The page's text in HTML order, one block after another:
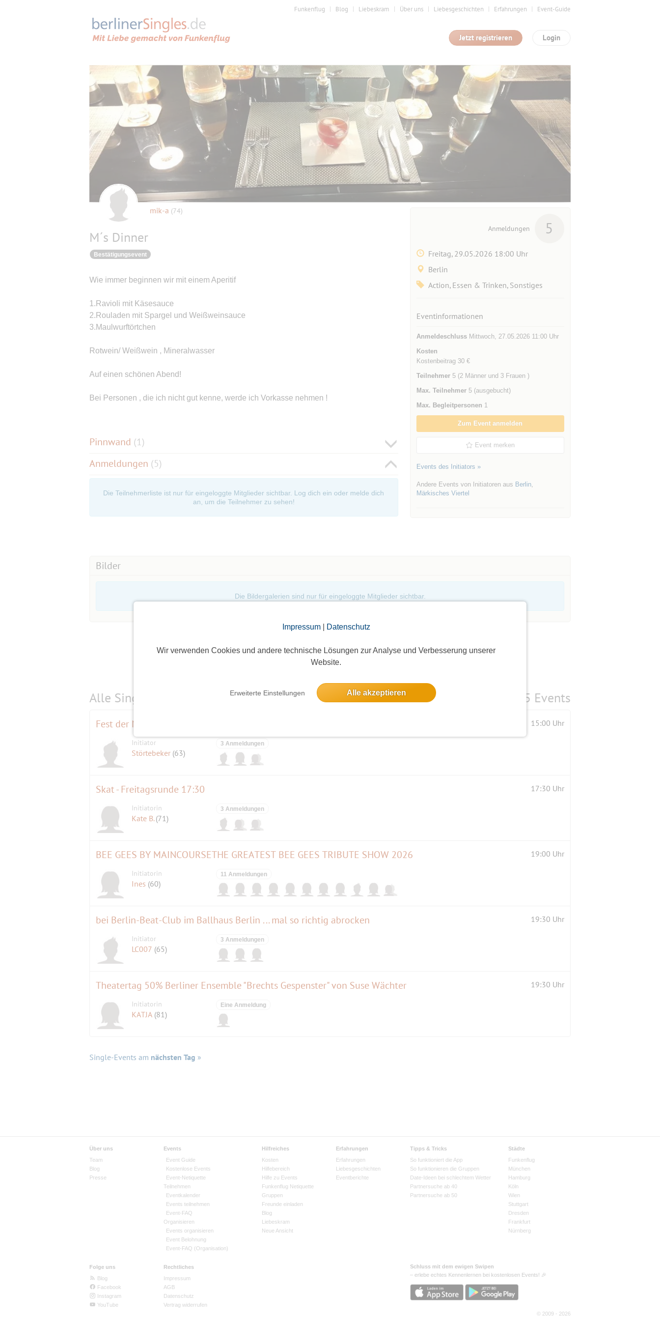
Impressum| Datenschutz
Wir verwenden Cookies und andere technische Lösungen zur Analyse und Verbesserung unserer
Website.
Erweiterte Einstellungen Alle akzeptieren
Funkenflug Blog Liebeskram Über uns Liebesgeschichten Erfahrungen Event-Guide
Login
Jetzt registrieren
mik-a (74)
M´s Dinner
Bestätigungsevent
Wie immer beginnen wir mit einem Aperitif
1.Ravioli mit Käsesauce
2.Rouladen mit Spargel und Weißweinsauce
3.Maulwurftörtchen
Rotwein/ Weißwein , Mineralwasser
Auf einen schönen Abend!
Bei Personen , die ich nicht gut kenne, werde ich Vorkasse nehmen !
Pinnwand (1)
Anmeldungen (5)
Die Teilnehmerliste ist nur für eingeloggte Mitglieder sichtbar. Log dich ein oder melde dich
an, um die Teilnehmer zu sehen!
Anmeldungen 5
Freitag, 29.05.2026 18:00 Uhr
Berlin
Action, Essen & Trinken, Sonstiges
Eventinformationen
AnmeldeschlussMittwoch, 27.05.2026 11:00 Uhr
Kosten
Kostenbeitrag 30 €
Teilnehmer5 (2 Männer und 3 Frauen )
Max. Teilnehmer5 (ausgebucht)
Max. Begleitpersonen 1
Zum Event anmelden
Event merken
Events des Initiators »
Andere Events von Initiatoren aus Berlin,
Märkisches Viertel
Bilder
Die Bildergalerien sind nur für eingeloggte Mitglieder sichtbar.
Alle Single-Events am selben Tag 5 Events
Fest der Nachbarn und Kiezfest 15 - 19:30 Uhr - live mit der Alex-Band ab 17 Uhr 15:00 Uhr
Initiator
Störtebeker (63)
3 Anmeldungen
Skat - Freitagsrunde 17:30 17:30 Uhr
Initiatorin
Kate B.(71)
3 Anmeldungen
BEE GEES BY MAINCOURSETHE GREATEST BEE GEES TRIBUTE SHOW 2026 19:00 Uhr
Initiatorin
Ines (60)
11 Anmeldungen
bei Berlin-Beat-Club im Ballhaus Berlin ... mal so richtig abrocken 19:30 Uhr
Initiator
LC007 (65)
3 Anmeldungen
Theatertag 50% Berliner Ensemble "Brechts Gespenster" von Suse Wächter 19:30 Uhr
Initiatorin
KATJA (81)
Eine Anmeldung
Single-Events am nächsten Tag »
Über uns
Team
Blog
Presse
Events
Event Guide
Kostenlose Events
Event-Netiquette
Teilnehmen
Eventkalender
Events teilnehmen
Event-FAQ
Organisieren
Events organisieren
Event Belohnung
Event-FAQ (Organisation)
Hilfreiches
Kosten
Hilfebereich
Hilfe zu Events
Funkenflug Netiquette
Gruppen
Freunde einladen
Blog
Liebeskram
Neue Ansicht
Erfahrungen
Erfahrungen
Liebesgeschichten
Eventberichte
Tipps & Tricks
So funktioniert die App
So funktionieren die Gruppen
Date-Ideen bei schlechtem Wetter
Partnersuche ab 40
Partnersuche ab 50
Städte
Funkenflug
München
Hamburg
Köln
Wien
Stuttgart
Dresden
Frankfurt
Nürnberg
Folge uns
Blog
Facebook
Instagram
YouTube
Rechtliches
Impressum
AGB
Datenschutz
Vertrag widerrufen
Schluss mit dem ewigen Swipen
– erlebe echtes Kennenlernen bei kostenlosen Events! 🎉
© 2009 - 2026